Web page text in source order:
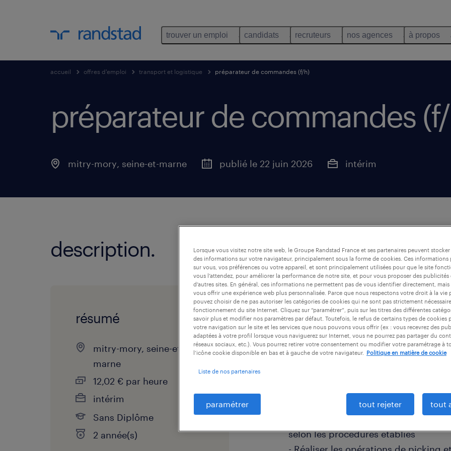
trouver un emploi candidats recruteurs nos agences à propos
accueil offres d'emploi transport et logistique préparateur de commandes (f/h)
préparateur de commandes
mitry-mory, seine-et-marne publié le 22 juin 2026 intérim
description.
résumé
mitry-mory, seine-et-
marne
12,02 € par heure
intérim
Sans Diplôme
2 année(s)
descriptif du poste
Quel attrait trouvez-vous à
logistique en tant que Préparateur
Au sein de notre établissement,
d'assurer la gestion opérationnelle
- Effectuer la réception, le tri et la
selon les procédures établies
Lorsque vous visitez notre site web, le Groupe Randstad France et ses partenaires peuvent
des informations sur votre navigateur, principalement sous la forme de cookies. Ces informations
sur vous, vos préférences ou votre appareil, et sont principalement utilisées pour que le site
vous l’attendez, pour améliorer la performance de notre site, et pour vous proposer des publicités
d’autres sites. En général, ces informations ne permettent pas de vous identifier directement,
vous offrir une expérience web plus personnalisée. Parce que nous respectons votre droit à la vie
pouvez choisir de ne pas autoriser les catégories de cookies qui ne sont pas strictement
fonctionnement du site Internet. Cliquez sur “paramétrer”, puis sur les titres des différentes
savoir plus et modifier nos paramètres par défaut. Toutefois, le refus de certains types de cookies
votre navigation sur le site et les services que nous pouvons vous offrir (ex : vous recevrez des
adaptées à votre profil lorsque vous naviguerez sur Internet, vous ne pourrez pas partager du
réseaux sociaux, etc.). Vous pourrez retirer votre consentement ou modifier votre paramétrage à
l’icône cookie disponible en bas et à gauche de votre navigateur.
Politique en matière de cookie
Liste de nos partenaires
paramétrer tout rejeter tout